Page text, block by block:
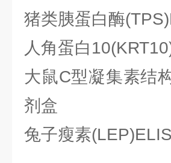
猪类胰蛋白酶
人角蛋白
大鼠C型凝集素结
剂盒
兔子瘦素